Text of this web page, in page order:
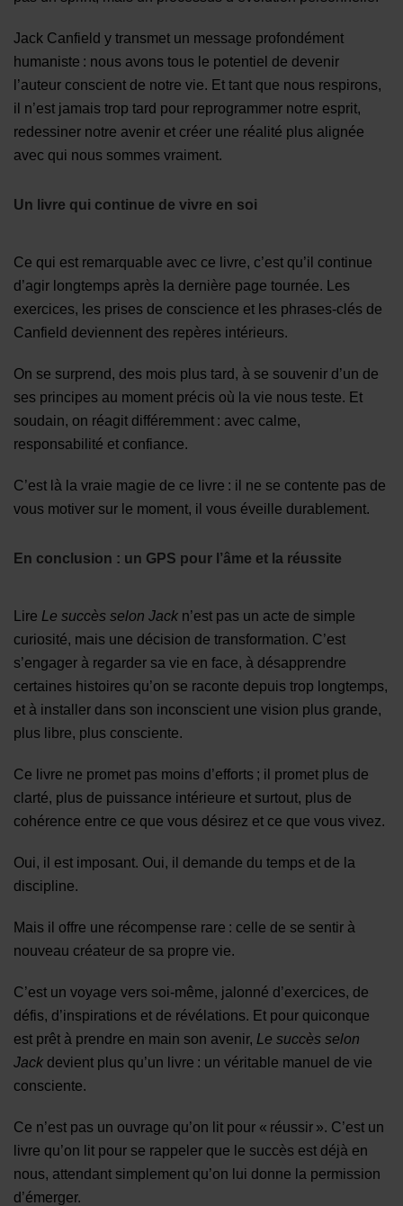
Jack Canfield y transmet un message profondément
humaniste : nous avons tous le potentiel de devenir
l’auteur conscient de notre vie. Et tant que nous respirons,
il n’est jamais trop tard pour reprogrammer notre esprit,
redessiner notre avenir et créer une réalité plus alignée
avec qui nous sommes vraiment.
Un livre qui continue de vivre en soi
Ce qui est remarquable avec ce livre, c’est qu’il continue
d’agir longtemps après la dernière page tournée. Les
exercices, les prises de conscience et les phrases-clés de
Canfield deviennent des repères intérieurs.
On se surprend, des mois plus tard, à se souvenir d’un de
ses principes au moment précis où la vie nous teste. Et
soudain, on réagit différemment : avec calme,
responsabilité et confiance.
C’est là la vraie magie de ce livre : il ne se contente pas de
vous motiver sur le moment, il vous éveille durablement.
En conclusion : un GPS pour l’âme et la réussite
Lire Le succès selon Jack n’est pas un acte de simple
curiosité, mais une décision de transformation. C’est
s’engager à regarder sa vie en face, à désapprendre
certaines histoires qu’on se raconte depuis trop longtemps,
et à installer dans son inconscient une vision plus grande,
plus libre, plus consciente.
Ce livre ne promet pas moins d’efforts ; il promet plus de
clarté, plus de puissance intérieure et surtout, plus de
cohérence entre ce que vous désirez et ce que vous vivez.
Oui, il est imposant. Oui, il demande du temps et de la
discipline.
Mais il offre une récompense rare : celle de se sentir à
nouveau créateur de sa propre vie.
C’est un voyage vers soi-même, jalonné d’exercices, de
défis, d’inspirations et de révélations. Et pour quiconque
est prêt à prendre en main son avenir, Le succès selon
Jack devient plus qu’un livre : un véritable manuel de vie
consciente.
Ce n’est pas un ouvrage qu’on lit pour « réussir ». C’est un
livre qu’on lit pour se rappeler que le succès est déjà en
nous, attendant simplement qu’on lui donne la permission
d’émerger.